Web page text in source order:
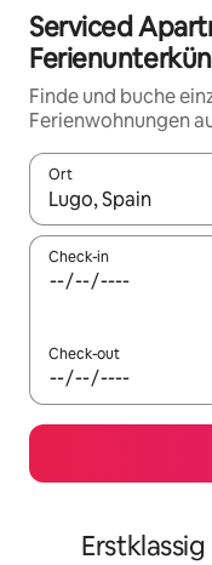
Serviced
Finde und buche
Ferienwohnungen
Ort
Wenn Ergebnisse
Check-in
Check-out